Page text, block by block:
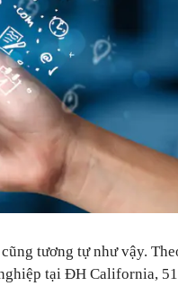
tương tự như vậy.
tại ĐH California,